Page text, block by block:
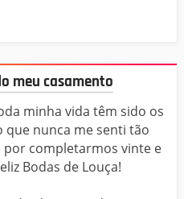
meu casamento
minha vida têm sido os
que nunca me senti tão
por completarmos vinte e
Bodas de Louça!